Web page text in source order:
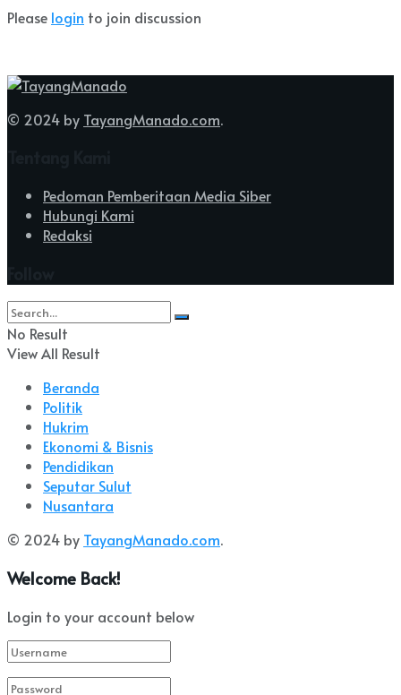
Please login to join discussion
© 2024 by TayangManado.com.
Pedoman Pemberitaan Media Siber
Hubungi Kami
Redaksi
No Result
View All Result
Beranda
Politik
Hukrim
Ekonomi & Bisnis
Pendidikan
Seputar Sulut
Nusantara
© 2024 by TayangManado.com.
Welcome Back!
Login to your account below